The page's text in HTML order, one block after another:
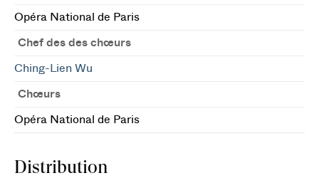
Opéra National de Paris
Chef des des chœurs
Ching-Lien Wu
Chœurs
Opéra National de Paris
Distribution